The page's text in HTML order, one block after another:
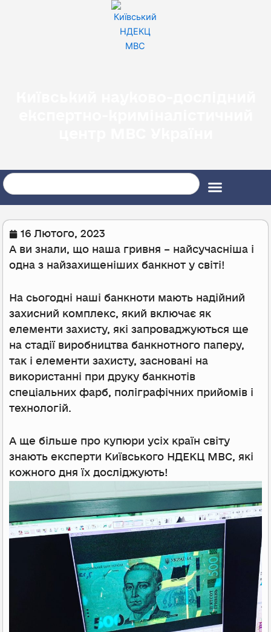
Search
16 Лютого, 2023
А ви знали, що наша гривня – найсучасніша і
одна з найзахищеніших банкнот у світі!
На сьогодні наші банкноти мають надійний
захисний комплекс, який включає як
елементи захисту, які запроваджуються ще
на стадії виробництва банкнотного паперу,
так і елементи захисту, засновані на
використанні при друку банкнотів
спеціальних фарб, поліграфічних прийомів і
технологій.
А ще більше про купюри усіх країн світу
знають експерти Київського НДЕКЦ МВС, які
кожного дня їх досліджують!